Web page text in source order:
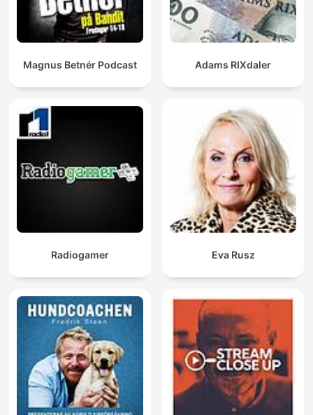
Magnus Betnér Podcast Adams RIXdaler
Radiogamer Eva Rusz